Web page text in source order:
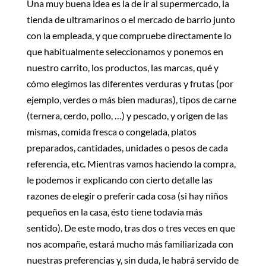
Una muy buena idea es la de ir al supermercado, la
tienda de ultramarinos o el mercado de barrio junto
con la empleada, y que compruebe directamente lo
que habitualmente seleccionamos y ponemos en
nuestro carrito, los productos, las marcas, qué y
cómo elegimos las diferentes verduras y frutas (por
ejemplo, verdes o más bien maduras), tipos de carne
(ternera, cerdo, pollo, …) y pescado, y origen de las
mismas, comida fresca o congelada, platos
preparados, cantidades, unidades o pesos de cada
referencia, etc. Mientras vamos haciendo la compra,
le podemos ir explicando con cierto detalle las
razones de elegir o preferir cada cosa (si hay niños
pequeños en la casa, ésto tiene todavía más
sentido). De este modo, tras dos o tres veces en que
nos acompañe, estará mucho más familiarizada con
nuestras preferencias y, sin duda, le habrá servido de